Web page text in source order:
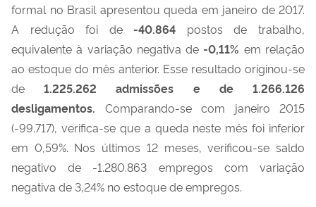
formal no Brasil apresentou queda em janeiro de 2017.
A redução foi de -40.864 postos de trabalho,
equivalente à variação negativa de -0,11% em relação
ao estoque do mês anterior. Esse resultado originou-se
de1.225.262 admissões e de 1.266.126
desligamentos. Comparando-se com janeiro 2015
(-99.717), verifica-se que a queda neste mês foi inferior
em 0,59%. Nos últimos 12 meses, verificou-se saldo
negativo de -1.280.863 empregos com variação
negativa de 3,24% no estoque de empregos.